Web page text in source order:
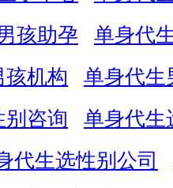
孩助孕
单身代
孩机构
单身代生
别咨询
单身代生
代生选性别公司